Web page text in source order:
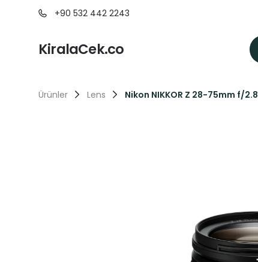
+90 532 442 2243
KiralaCek.co
Ürünler Lens Nikon NIKKOR Z 28-75mm f/2.8